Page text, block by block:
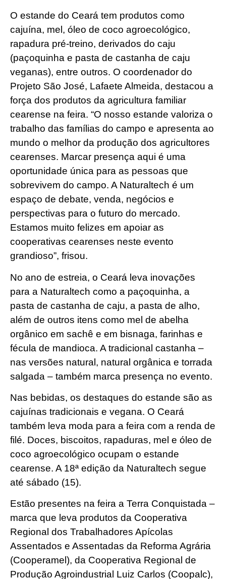
O estande do Ceará tem produtos como
cajuína, mel, óleo de coco agroecológico,
rapadura pré-treino, derivados do caju
(paçoquinha e pasta de castanha de caju
veganas), entre outros. O coordenador do
Projeto São José, Lafaete Almeida, destacou a
força dos produtos da agricultura familiar
cearense na feira. “O nosso estande valoriza o
trabalho das famílias do campo e apresenta ao
mundo o melhor da produção dos agricultores
cearenses. Marcar presença aqui é uma
oportunidade única para as pessoas que
sobrevivem do campo. A Naturaltech é um
espaço de debate, venda, negócios e
perspectivas para o futuro do mercado.
Estamos muito felizes em apoiar as
cooperativas cearenses neste evento
grandioso”, frisou.
No ano de estreia, o Ceará leva inovações
para a Naturaltech como a paçoquinha, a
pasta de castanha de caju, a pasta de alho,
além de outros itens como mel de abelha
orgânico em sachê e em bisnaga, farinhas e
fécula de mandioca. A tradicional castanha –
nas versões natural, natural orgânica e torrada
salgada – também marca presença no evento.
Nas bebidas, os destaques do estande são as
cajuínas tradicionais e vegana. O Ceará
também leva moda para a feira com a renda de
filé. Doces, biscoitos, rapaduras, mel e óleo de
coco agroecológico ocupam o estande
cearense. A 18ª edição da Naturaltech segue
até sábado (15).
Estão presentes na feira a Terra Conquistada –
marca que leva produtos da Cooperativa
Regional dos Trabalhadores Apícolas
Assentados e Assentadas da Reforma Agrária
(Cooperamel), da Cooperativa Regional de
Produção Agroindustrial Luiz Carlos (Coopalc),